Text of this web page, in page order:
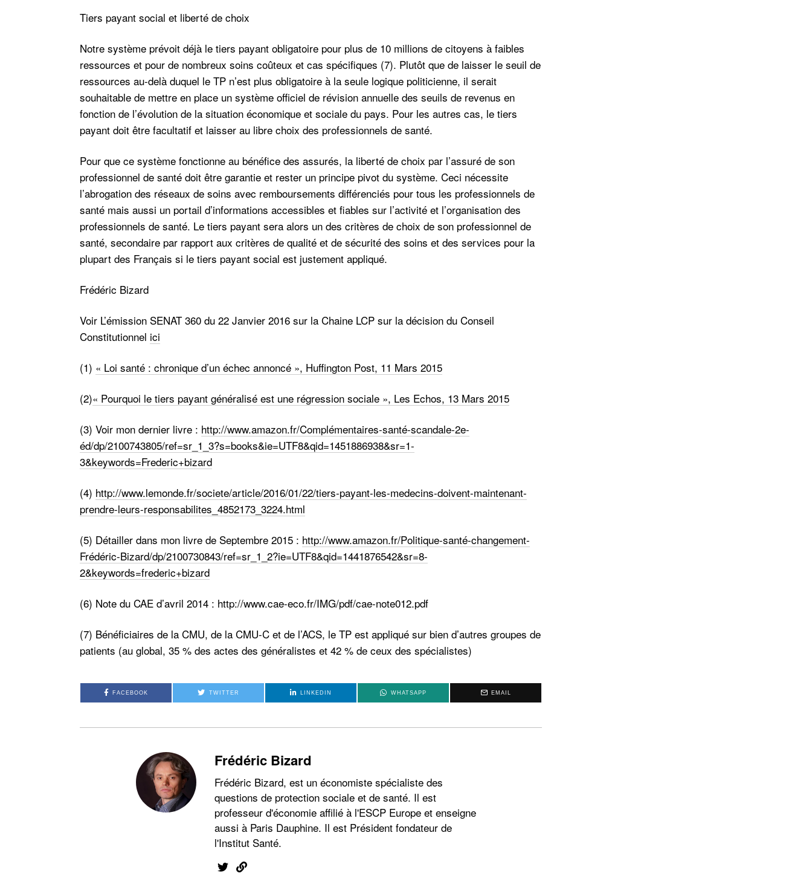
Tiers payant social et liberté de choix
Notre système prévoit déjà le tiers payant obligatoire pour plus de 10 millions de citoyens à faibles
ressources et pour de nombreux soins coûteux et cas spécifiques (7). Plutôt que de laisser le seuil de
ressources au-delà duquel le TP n’est plus obligatoire à la seule logique politicienne, il serait
souhaitable de mettre en place un système officiel de révision annuelle des seuils de revenus en
fonction de l’évolution de la situation économique et sociale du pays. Pour les autres cas, le tiers
payant doit être facultatif et laisser au libre choix des professionnels de santé.
Pour que ce système fonctionne au bénéfice des assurés, la liberté de choix par l’assuré de son
professionnel de santé doit être garantie et rester un principe pivot du système. Ceci nécessite
l’abrogation des réseaux de soins avec remboursements différenciés pour tous les professionnels de
santé mais aussi un portail d’informations accessibles et fiables sur l’activité et l’organisation des
professionnels de santé. Le tiers payant sera alors un des critères de choix de son professionnel de
santé, secondaire par rapport aux critères de qualité et de sécurité des soins et des services pour la
plupart des Français si le tiers payant social est justement appliqué.
Frédéric Bizard
Voir L’émission SENAT 360 du 22 Janvier 2016 sur la Chaine LCP sur la décision du Conseil
Constitutionnel ici
(1) « Loi santé : chronique d’un échec annoncé », Huffington Post, 11 Mars 2015
(2)« Pourquoi le tiers payant généralisé est une régression sociale », Les Echos, 13 Mars 2015
(3) Voir mon dernier livre : http://www.amazon.fr/Complémentaires-santé-scandale-2e-
éd/dp/2100743805/ref=sr_1_3?s=books&ie=UTF8&qid=1451886938&sr=1-
3&keywords=Frederic+bizard
(4) http://www.lemonde.fr/societe/article/2016/01/22/tiers-payant-les-medecins-doivent-maintenant-
prendre-leurs-responsabilites_4852173_3224.html
(5) Détailler dans mon livre de Septembre 2015 : http://www.amazon.fr/Politique-santé-changement-
Frédéric-Bizard/dp/2100730843/ref=sr_1_2?ie=UTF8&qid=1441876542&sr=8-
2&keywords=frederic+bizard
(6) Note du CAE d’avril 2014 : http://www.cae-eco.fr/IMG/pdf/cae-note012.pdf
(7) Bénéficiaires de la CMU, de la CMU-C et de l’ACS, le TP est appliqué sur bien d’autres groupes de
patients (au global, 35 % des actes des généralistes et 42 % de ceux des spécialistes)
FACEBOOK TWITTER LINKEDIN WHATSAPP EMAIL
Frédéric Bizard
Frédéric Bizard, est un économiste spécialiste des
questions de protection sociale et de santé. Il est
professeur d'économie affilié à l'ESCP Europe et enseigne
aussi à Paris Dauphine. Il est Président fondateur de
l'Institut Santé.